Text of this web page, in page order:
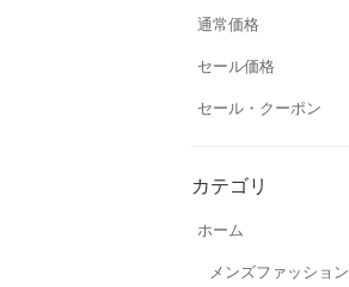
通常価格
セール価格
セール・クーポン
カテゴリ
ホーム
メンズファッション